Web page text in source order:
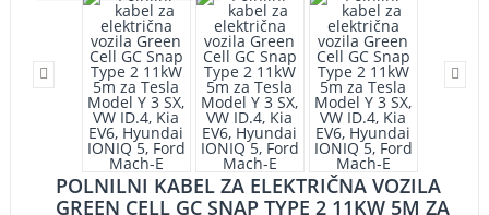
POLNILNI KABEL ZA ELEKTRIČNA VOZILA
GREEN CELL GC SNAP TYPE 2 11KW 5M ZA